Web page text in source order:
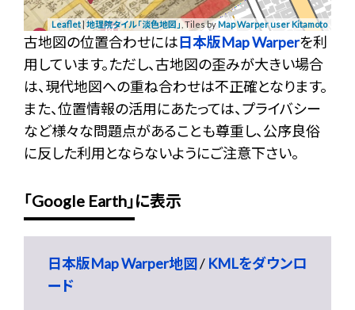
Leaflet|地理院タイル「淡色地図」 , Tiles byMap Warper user Kitamoto
古地図の位置合わせには日本版Map Warperを利
用しています。ただし、古地図の歪みが大きい場合
は、現代地図への重ね合わせは不正確となります。
また、位置情報の活用にあたっては、プライバシー
など様々な問題点があることも尊重し、公序良俗
に反した利用とならないようにご注意下さい。
「Google Earth」に表示
日本版Map Warper地図/ KMLをダウンロ
ード